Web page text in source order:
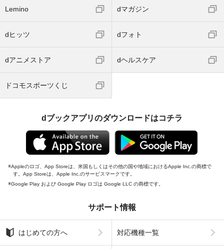
Lemino dマガジン
dヒッツ dフォト
dアニメストア dヘルスケア
ドコモスポーツくじ
dブックアプリのダウンロードはコチラ
Appleのロゴ、App Storeは、米国もしくはその他の国や地域におけるApple Inc.の商標で
す。App Storeは、Apple Inc.のサービスマークです。
Google Play および Google Play ロゴは Google LLC の商標です。
サポート情報
はじめての方へ 対応機種一覧